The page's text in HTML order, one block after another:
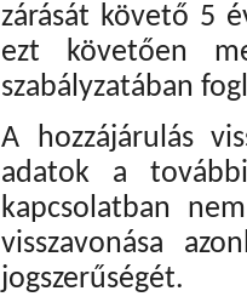
zárását követő 5
ezt követően
szabályzatában
A hozzájárulás
adatok a
kapcsolatban
visszavonása
jogszerűségét.